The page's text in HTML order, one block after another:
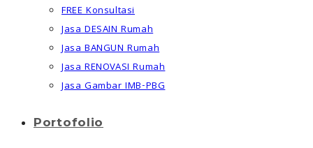
FREE Konsultasi
Jasa DESAIN Rumah
Jasa BANGUN Rumah
Jasa RENOVASI Rumah
Jasa Gambar IMB-PBG
Portofolio